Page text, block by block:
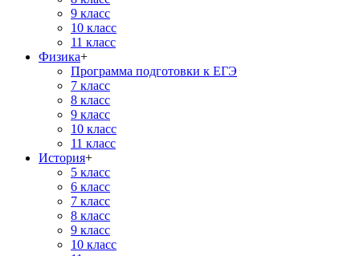
9 класс
10 класс
11 класс
Физика+
Программа подготовки к ЕГЭ
7 класс
8 класс
9 класс
10 класс
11 класс
История+
5 класс
6 класс
7 класс
8 класс
9 класс
10 класс